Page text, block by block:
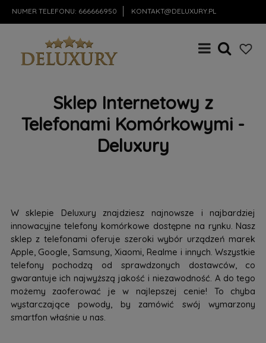
NUMER TELEFONU: 666666950 KONTAKT@DELUXURY.PL
Sklep Internetowy z
Telefonami Komórkowymi -
Deluxury
W sklepie Deluxury znajdziesz najnowsze i najbardziej
innowacyjne telefony komórkowe dostępne na rynku. Nasz
sklep z telefonami oferuje szeroki wybór urządzeń marek
Apple, Google, Samsung, Xiaomi, Realme i innych. Wszystkie
telefony pochodzą od sprawdzonych dostawców, co
gwarantuje ich najwyższą jakość i niezawodność. A do tego
możemy zaoferować je w najlepszej cenie! To chyba
wystarczające powody, by zamówić swój wymarzony
smartfon właśnie u nas.